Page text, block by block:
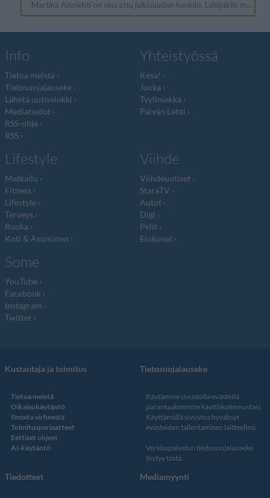
Info
Tietoa meistä
Tietosuojalauseke
Lähetä uutisvinkki
Mediatiedot
RSS-ohje
RSS
Yhteistyössä
Kesä!
Jocka
Tyyliniekka
Päivän Lehti
Lifestyle
Matkailu
Fitness
Lifestyle
Terveys
Ruoka
Koti & Asuminen
Viihde
Viihdeuutiset
StaraTV
Autot
Digi
Pelit
Elokuvat
Some
YouTube
Facebook
Instagram
Twitter
Kustantaja ja toimitus
Tietoa meistä
Oikaisukäytäntö
Ilmoita virheestä
Toimitusperiaatteet
Eettiset ohjeet
AI-käytäntö
Tietosuojalauseke
Käytämme sivustolla evästeitä
parantaaksemme käyttökokemustasi.
Käyttämällä sivustoa hyväksyt
evästeiden tallentamisen laitteellesi.
Verkkopalvelun tiedosuojalauseke
löytyy tästä.
Tiedotteet Mediamyynti